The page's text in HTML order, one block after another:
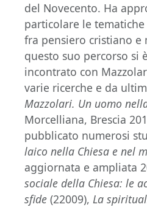
del Novecento. Ha
particolare le
fra pensiero cristiano e
questo suo percorso si
incontrato con
varie ricerche e da
Mazzolari. Un uomo
Morcelliana, Brescia
pubblicato numerosi
laico nella Chiesa e nel
aggiornata e ampliata
sociale della Chiesa: le
sfide (22009), La